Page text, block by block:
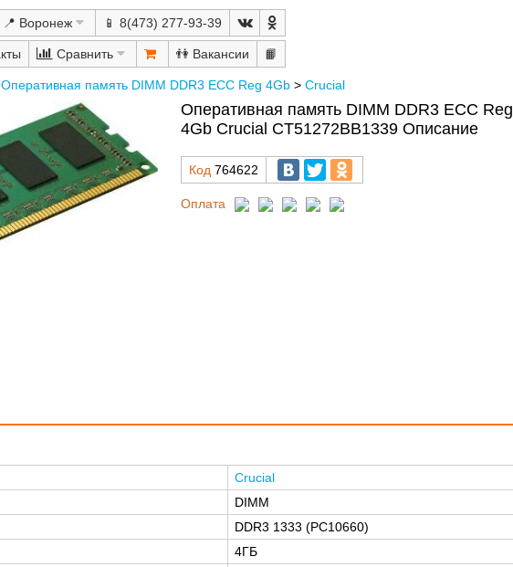
📍 Воронеж 📱 8(473) 277-93-39
Сравнить 👫 📙
Оперативная память DIMM DDR3 ECC Reg 4Gb> Crucial
Оперативная память DIMM DDR3 ECC Reg
4Gb Crucial CT51272BB1339 Описание
Код 764622
Оплата
Crucial
DIMM
DDR3 1333 (РС10660)
4ГБ